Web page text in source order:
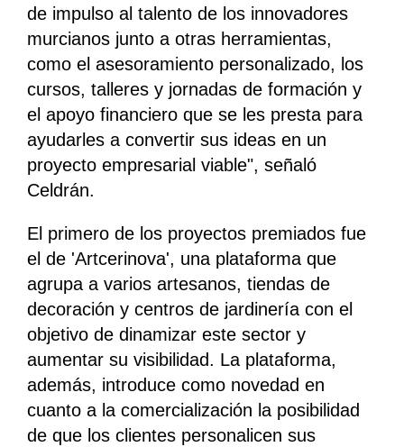
de impulso al talento de los innovadores
murcianos junto a otras herramientas,
como el asesoramiento personalizado, los
cursos, talleres y jornadas de formación y
el apoyo financiero que se les presta para
ayudarles a convertir sus ideas en un
proyecto empresarial viable", señaló
Celdrán.
El primero de los proyectos premiados fue
el de 'Artcerinova', una plataforma que
agrupa a varios artesanos, tiendas de
decoración y centros de jardinería con el
objetivo de dinamizar este sector y
aumentar su visibilidad. La plataforma,
además, introduce como novedad en
cuanto a la comercialización la posibilidad
de que los clientes personalicen sus